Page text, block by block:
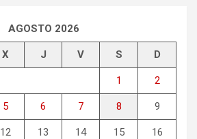
AGOSTO 2026
X J V S D
1 2
5 6 7 8 9
12 13 14 15 16